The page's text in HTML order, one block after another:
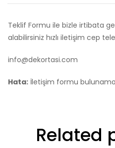
Teklif Formu ile bizle irtibata
alabilirsiniz hızlı iletişim cep
info@dekortasi.com
Hata: İletişim formu
Related